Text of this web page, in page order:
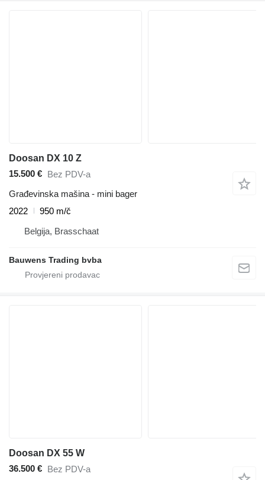
Doosan DX 10 Z
15.500 € Bez PDV-a
Građevinska mašina - mini bager
2022
950 m/č
Belgija, Brasschaat
Bauwens Trading bvba
Doosan DX 55 W
36.500 € Bez PDV-a